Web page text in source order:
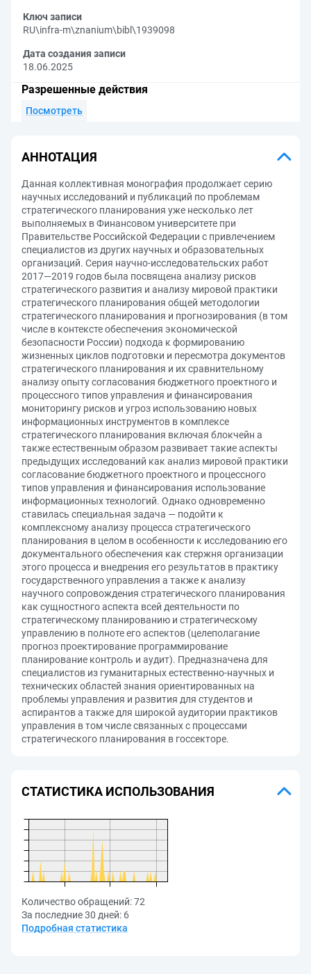
Ключ записи
RU\infra-m\znanium\bibl\1939098
Дата создания записи
18.06.2025
Разрешенные действия
Посмотреть
АННОТАЦИЯ
Данная коллективная монография продолжает серию
научных исследований и публикаций по проблемам
стратегического планирования уже несколько лет
выполняемых в Финансовом университете при
Правительстве Российской Федерации с привлечением
специалистов из других научных и образовательных
организаций. Серия научно-исследовательских работ
2017—2019 годов была посвящена анализу рисков
стратегического развития и анализу мировой практики
стратегического планирования общей методологии
стратегического планирования и прогнозирования (в том
числе в контексте обеспечения экономической
безопасности России) подхода к формированию
жизненных циклов подготовки и пересмотра документов
стратегического планирования и их сравнительному
анализу опыту согласования бюджетного проектного и
процессного типов управления и финансирования
мониторингу рисков и угроз использованию новых
информационных инструментов в комплексе
стратегического планирования включая блокчейн а
также естественным образом развивает такие аспекты
предыдущих исследований как анализ мировой практики
согласование бюджетного проектного и процессного
типов управления и финансирования использование
информационных технологий. Однако одновременно
ставилась специальная задача — подойти к
комплексному анализу процесса стратегического
планирования в целом в особенности к исследованию его
документального обеспечения как стержня организации
этого процесса и внедрения его результатов в практику
государственного управления а также к анализу
научного сопровождения стратегического планирования
как сущностного аспекта всей деятельности по
стратегическому планированию и стратегическому
управлению в полноте его аспектов (целеполагание
прогноз проектирование программирование
планирование контроль и аудит). Предназначена для
специалистов из гуманитарных естественно-научных и
технических областей знания ориентированных на
проблемы управления и развития для студентов и
аспирантов а также для широкой аудитории практиков
управления в том числе связанных с процессами
стратегического планирования в госсекторе.
СТАТИСТИКА ИСПОЛЬЗОВАНИЯ
Количество обращений:72
За последние 30 дней: 6
Подробная статистика